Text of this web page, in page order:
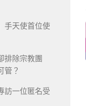
手天使首位使
排除宗教團
管？
訪一位匿名受